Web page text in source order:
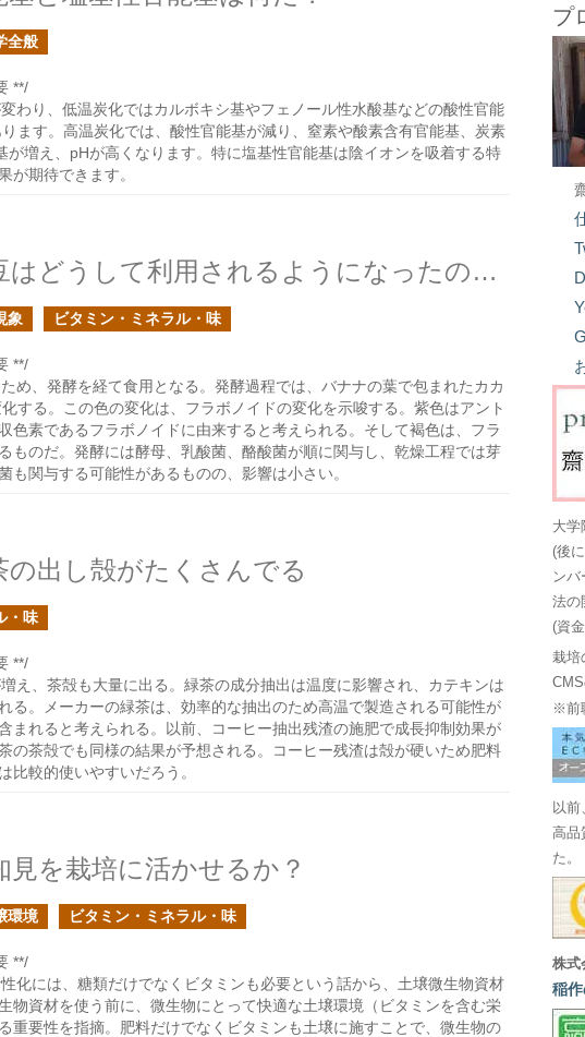
全般
**/
わり、低温炭化ではカルボキシ基やフェノール性水酸基などの酸性官能
ます。高温炭化では、酸性官能基が減り、窒素や酸素含有官能基、炭素
増え、pHが高くなります。特に塩基性官能基は陰イオンを吸着する特
が期待できます。
渋くて苦いカカオ豆はどうして利用されるようになったのか？の続き
象 ビタミン・ミネラル・味
**/
め、発酵を経て食用となる。発酵過程では、バナナの葉で包まれたカカ
する。この色の変化は、フラボノイドの変化を示唆する。紫色はアント
色素であるフラボノイドに由来すると考えられる。そして褐色は、フラ
ものだ。発酵には酵母、乳酸菌、酪酸菌が順に関与し、乾燥工程では芽
も関与する可能性があるものの、影響は小さい。
出し殻がたくさんでる
・味
**/
え、茶殻も大量に出る。緑茶の成分抽出は温度に影響され、カテキンは
る。メーカーの緑茶は、効率的な抽出のため高温で製造される可能性が
まれると考えられる。以前、コーヒー抽出残渣の施肥で成長抑制効果が
の茶殻でも同様の結果が予想される。コーヒー残渣は殻が硬いため肥料
比較的使いやすいだろう。
を栽培に活かせるか？
環境 ビタミン・ミネラル・味
**/
化には、糖類だけでなくビタミンも必要という話から、土壌微生物資材
物資材を使う前に、微生物にとって快適な土壌環境（ビタミンを含む栄
重要性を指摘。肥料だけでなくビタミンも土壌に施すことで、微生物の
プ
大学
(後
ン
法の
(資
栽培
※前
以
高品
た。
株式
稲